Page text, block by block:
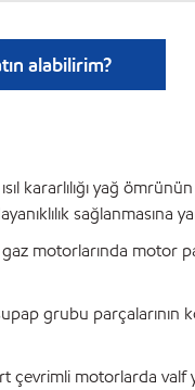
alabilirim?
kararlılığı yağ
sağlanmasına
motorlarında motor
grubu parçalarının
motorlarda valf